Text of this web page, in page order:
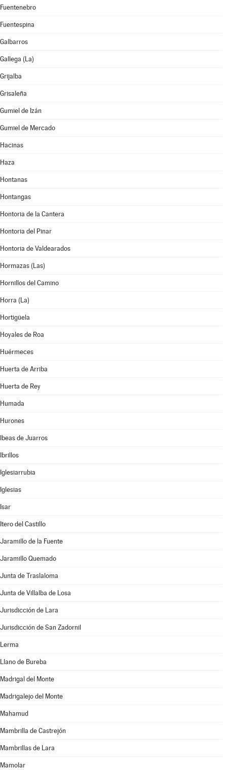
Fuentenebro
Fuentespina
Galbarros
Gallega (La)
Grijalba
Grisaleña
Gumiel de Izán
Gumiel de Mercado
Hacinas
Haza
Hontanas
Hontangas
Hontoria de la Cantera
Hontoria del Pinar
Hontoria de Valdearados
Hormazas (Las)
Hornillos del Camino
Horra (La)
Hortigüela
Hoyales de Roa
Huérmeces
Huerta de Arriba
Huerta de Rey
Humada
Hurones
Ibeas de Juarros
Ibrillos
Iglesiarrubia
Iglesias
Isar
Itero del Castillo
Jaramillo de la Fuente
Jaramillo Quemado
Junta de Traslaloma
Junta de Villalba de Losa
Jurisdicción de Lara
Jurisdicción de San Zadornil
Lerma
Llano de Bureba
Madrigal del Monte
Madrigalejo del Monte
Mahamud
Mambrilla de Castrejón
Mambrillas de Lara
Mamolar